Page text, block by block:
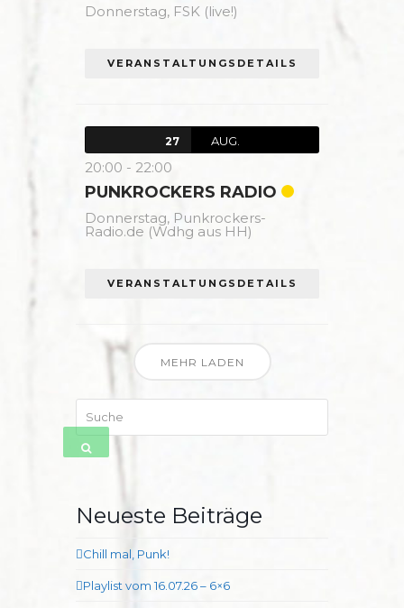
Donnerstag, FSK (live!)
VERANSTALTUNGSDETAILS
27 AUG.
20:00 - 22:00
PUNKROCKERS RADIO
Donnerstag, Punkrockers-
Radio.de (Wdhg aus HH)
VERANSTALTUNGSDETAILS
MEHR LADEN
Neueste Beiträge
Chill mal, Punk!
Playlist vom 16.07.26 – 6×6